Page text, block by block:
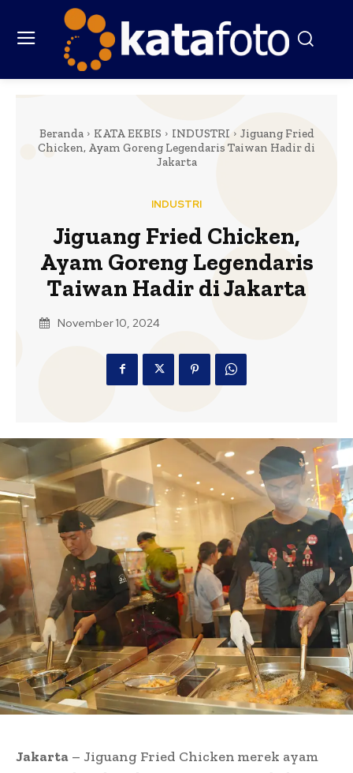
Beranda KATA EKBIS INDUSTRI
Jiguang Fried
Chicken, Ayam Goreng Legendaris Taiwan Hadir di
Jakarta
INDUSTRI
Jiguang Fried Chicken,
Ayam Goreng Legendaris
Taiwan Hadir di Jakarta
November 10, 2024
Jakarta – Jiguang Fried Chicken merek ayam